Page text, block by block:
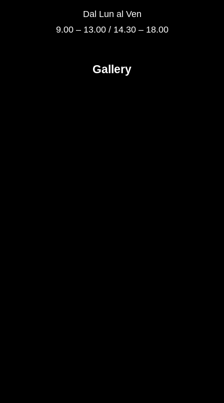
Dal Lun al Ven
9.00 – 13.00 / 14.30 – 18.00
Gallery